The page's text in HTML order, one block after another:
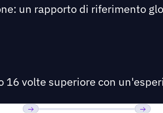
un rapporto di riferimento
volte superiore con